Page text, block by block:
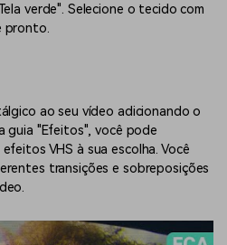
verde". Selecione o tecido com
pronto.
ao seu vídeo adicionando o
guia "Efeitos", você pode
VHS à sua escolha. Você
transições e sobreposições